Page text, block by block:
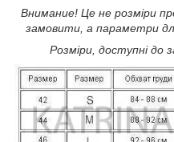
Внимание! Це не розміри
замовити, а параметри
Розміри, доступні до